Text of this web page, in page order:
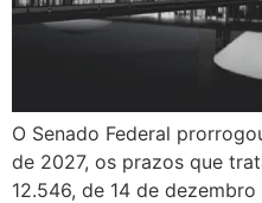
O Senado Federal
de 2027, os prazos que
12.546, de 14 de